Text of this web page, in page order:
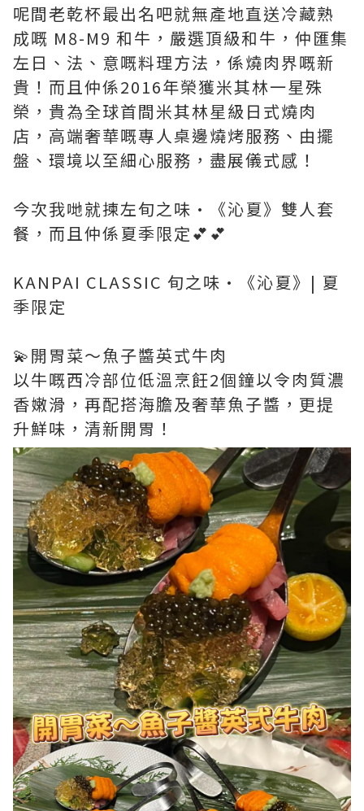
呢間老乾杯最出名吧就無產地直送冷藏熟
成嘅 M8-M9 和牛，嚴選頂級和牛，仲匯集
左日、法、意嘅料理方法，係燒肉界嘅新
貴！而且仲係2016年榮獲米其林一星殊
榮，貴為全球首間米其林星級日式燒肉
店，高端奢華嘅專人桌邊燒烤服務、由擺
盤、環境以至細心服務，盡展儀式感！
今次我哋就揀左旬之味·《沁夏》雙人套
餐，而且仲係夏季限定💕💕
KANPAI CLASSIC 旬之味·《沁夏》| 夏
季限定
💫開胃菜～魚子醬英式牛肉
以牛嘅西冷部位低溫烹飪2個鐘以令肉質濃
香嫩滑，再配搭海膽及奢華魚子醬，更提
升鮮味，清新開胃！